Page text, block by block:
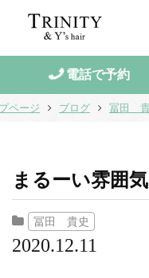
電話で予約
ページ ブログ 冨田
まるーい雰囲
冨田 貴史
2020.12.11